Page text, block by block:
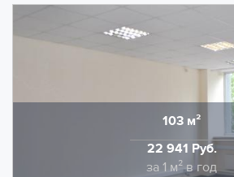
Предлагаем в аренду помещение
кв.м., на территории технопарка
качественная отделка: напольное
коммерческий линолеум.
Армстронг, стены качественная
НДС в размере 22% входит в
Дополнительно оплачивается
Область103 м²
Стоимость
22 941 Руб.
за 1 м² в год